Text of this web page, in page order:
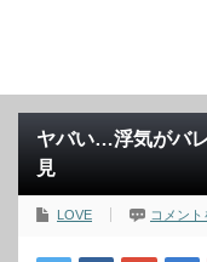
ヤバい…浮気がバ
見
LOVE コメント